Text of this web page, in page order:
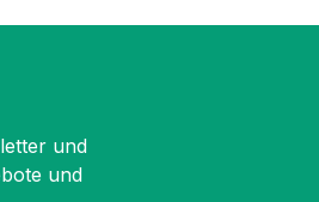
und
und